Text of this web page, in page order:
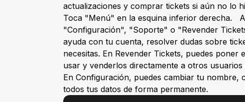
actualizaciones y comprar tickets si aún no lo
Toca "Menú" en la esquina inferior derecha.
"Configuración", "Soporte" o "Revender
ayuda con tu cuenta, resolver dudas sobre
necesitas. En Revender Tickets, puedes poner
usar y venderlos directamente a otros
En Configuración, puedes cambiar tu nombre,
todos tus datos de forma permanente.